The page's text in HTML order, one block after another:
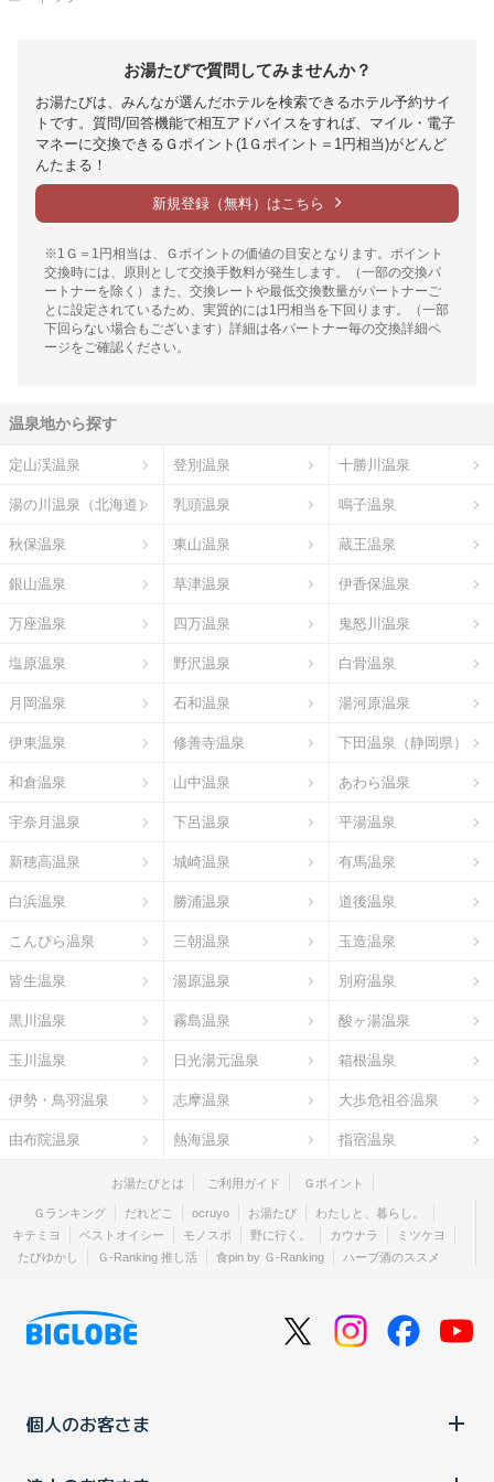
お湯たびで質問してみませんか？
お湯たびは、みんなが選んだホテルを検索できるホテル予約サイ
トです。質問/回答機能で相互アドバイスをすれば、マイル・電子
マネーに交換できるＧポイント(1Ｇポイント＝1円相当)がどんど
んたまる！
新規登録（無料）はこちら
※1Ｇ＝1円相当は、Ｇポイントの価値の目安となります。ポイント
交換時には、原則として交換手数料が発生します。（一部の交換パ
ートナーを除く）また、交換レートや最低交換数量がパートナーご
とに設定されているため、実質的には1円相当を下回ります。（一部
下回らない場合もございます）詳細は各パートナー毎の交換詳細ペ
ージをご確認ください。
温泉地から探す
定山渓温泉 登別温泉 十勝川温泉
湯の川温泉（北海道） 乳頭温泉 鳴子温泉
秋保温泉 東山温泉 蔵王温泉
銀山温泉 草津温泉 伊香保温泉
万座温泉 四万温泉 鬼怒川温泉
塩原温泉 野沢温泉 白骨温泉
月岡温泉 石和温泉 湯河原温泉
伊東温泉 修善寺温泉 下田温泉（静岡県）
和倉温泉 山中温泉 あわら温泉
宇奈月温泉 下呂温泉 平湯温泉
新穂高温泉 城崎温泉 有馬温泉
白浜温泉 勝浦温泉 道後温泉
こんぴら温泉 三朝温泉 玉造温泉
皆生温泉 湯原温泉 別府温泉
黒川温泉 霧島温泉 酸ヶ湯温泉
玉川温泉 日光湯元温泉 箱根温泉
伊勢・鳥羽温泉 志摩温泉 大歩危祖谷温泉
由布院温泉 熱海温泉 指宿温泉
お湯たびとは ご利用ガイド Ｇポイント
Ｇランキング だれどこ ocruyo お湯たび
わたしと、暮らし。
キテミヨ
ベストオイシー モノスポ 野に行く。 カウナラ
ミツケヨ
たびゆかし
Ｇ-Ranking 推し活 食pin by Ｇ-Ranking ハーブ酒のススメ
個人のお客さま